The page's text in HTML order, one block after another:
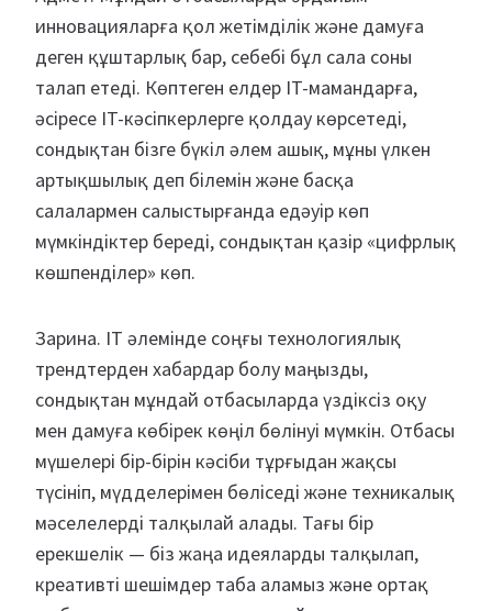
инновацияларға қол жетімділік және дамуға
деген құштарлық бар, себебі бұл сала соны
талап етеді. Көптеген елдер IT-мамандарға,
әсіресе IT-кәсіпкерлерге қолдау көрсетеді,
сондықтан бізге бүкіл әлем ашық, мұны үлкен
артықшылық деп білемін және басқа
салалармен салыстырғанда едәуір көп
мүмкіндіктер береді, сондықтан қазір «цифрлық
көшпенділер» көп.
Зарина. IT әлемінде соңғы технологиялық
трендтерден хабардар болу маңызды,
сондықтан мұндай отбасыларда үздіксіз оқу
мен дамуға көбірек көңіл бөлінуі мүмкін. Отбасы
мүшелері бір-бірін кәсіби тұрғыдан жақсы
түсініп, мүдделерімен бөліседі және техникалық
мәселелерді талқылай алады. Тағы бір
ерекшелік — біз жаңа идеяларды талқылап,
креативті шешімдер таба аламыз және ортақ